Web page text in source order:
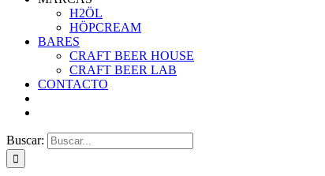
H2ÖL
HÖPCREAM
BARES
CRAFT BEER HOUSE
CRAFT BEER LAB
CONTACTO
Buscar: